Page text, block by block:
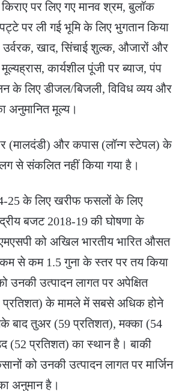
पर लिए गए मानव श्रम, बुलॉक
पर ली गई भूमि के लिए भुगतान किया
उर्वरक, खाद, सिंचाई शुल्क, औजारों और
मूल्यह्रास, कार्यशील पूंजी पर ब्याज, पंप
के लिए डीजल/बिजली, विविध व्यय और
अनुमानित मूल्य।
(मालदंडी) और कपास (लॉन्ग स्टेपल) के
से संकलित नहीं किया गया है।
25 के लिए खरीफ फसलों के लिए
बजट 2018-19 की घोषणा के
को अखिल भारतीय भारित औसत
से कम 1.5 गुना के स्तर पर तय किया
उनकी उत्पादन लागत पर अपेक्षित
प्रतिशत) के मामले में सबसे अधिक होने
बाद तुअर (59 प्रतिशत), मक्का (54
(52 प्रतिशत) का स्थान है। बाकी
को उनकी उत्पादन लागत पर मार्जिन
अनुमान है।